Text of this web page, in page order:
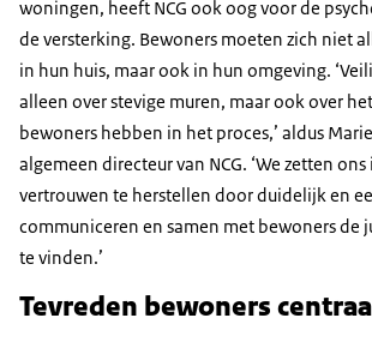
woningen, heeft NCG ook oog voor de
de versterking. Bewoners moeten zich niet
in hun huis, maar ook in hun omgeving.
alleen over stevige muren, maar ook over
bewoners hebben in het proces,’ aldus
algemeen directeur van NCG. ‘We zetten
vertrouwen te herstellen door duidelijk en
communiceren en samen met bewoners de
te vinden.’
Tevreden bewoners